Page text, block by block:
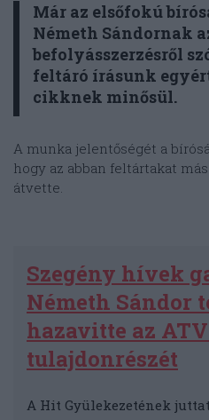
Már az elsőfokú
Németh Sándornak
befolyásszerzésről
feltáró írásunk
cikknek minősül.
A munka jelentőségét a
hogy az abban feltártakat
átvette.
Szegény hívek
Németh Sándor
hazavitte az
tulajdonrészét
A Hit Gyülekezetének